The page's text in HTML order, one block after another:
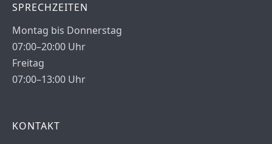
SPRECHZEITEN
Montag bis Donnerstag
07:00–20:00 Uhr
Freitag
07:00–13:00 Uhr
KONTAKT